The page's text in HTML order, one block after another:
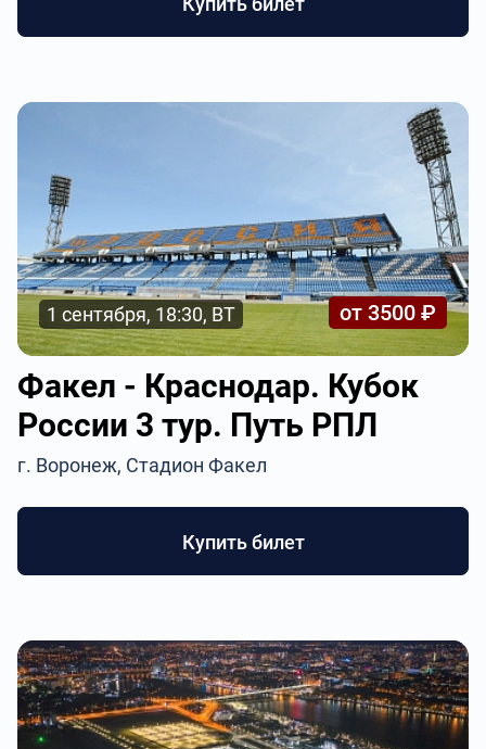
1 сентября, 18:30, ВТ от 3500 ₽
Факел - Краснодар. Кубок
России 3 тур. Путь РПЛ
г. Воронеж, Стадион Факел
Купить билет